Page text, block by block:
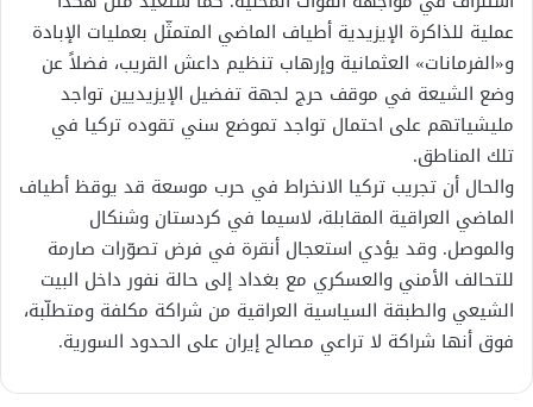
عملية للذاكرة الإيزيدية أطياف الماضي المتمثّل بعمليات الإبادة
و«الفرمانات» العثمانية وإرهاب تنظيم داعش القريب، فضلاً عن
وضع الشيعة في موقف حرج لجهة تفضيل الإيزيديين تواجد
مليشياتهم على احتمال تواجد تموضع سني تقوده تركيا في
تلك المناطق.
والحال أن تجريب تركيا الانخراط في حرب موسعة قد يوقظ أطياف
الماضي العراقية المقابلة، لاسيما في كردستان وشنكال
والموصل. وقد يؤدي استعجال أنقرة في فرض تصوّرات صارمة
للتحالف الأمني والعسكري مع بغداد إلى حالة نفور داخل البيت
الشيعي والطبقة السياسية العراقية من شراكة مكلفة ومتطلّبة،
فوق أنها شراكة لا تراعي مصالح إيران على الحدود السورية.